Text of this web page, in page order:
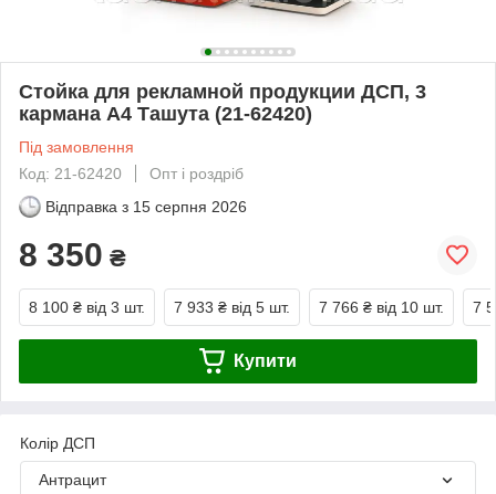
Стойка для рекламной продукции ДСП, 3
кармана А4 Ташута (21-62420)
Під замовлення
Код: 21-62420
Опт і роздріб
Відправка з 15 серпня 2026
8 350 ₴
8 100 ₴ від 3 шт. 7 933 ₴ від 5 шт. 7 766 ₴ від 10 шт. 7
Купити
Колір ДСП
Антрацит